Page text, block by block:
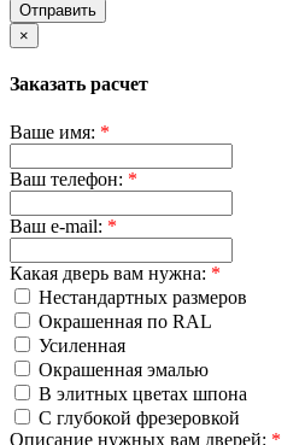
Отправить
×
Заказать расчет
Ваше имя: *
Ваш телефон: *
Ваш e-mail: *
Какая дверь вам нужна: *
Нестандартных размеров
Окрашенная по RAL
Усиленная
Окрашенная эмалью
В элитных цветах шпона
С глубокой фрезеровкой
Описание нужных вам дверей: *